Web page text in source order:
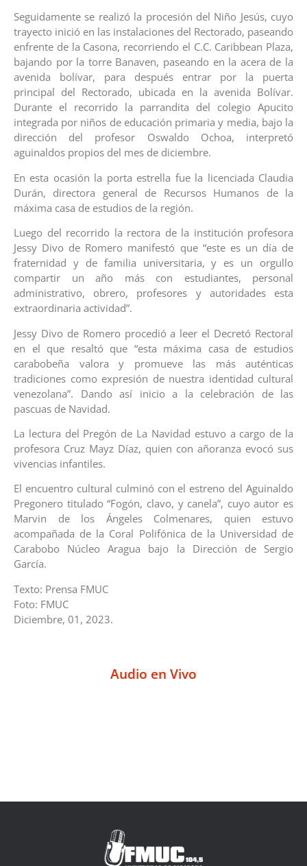
Seguidamente se realizó la procesión del Niño Jesús, cuyo
trayecto inició en las instalaciones del Rectorado, paseando
enfrente de la Casona, recorriendo el C.C. Caribbean Plaza,
bajando por la torre Banaven, paseando en la acera de la
avenida bolívar, para después entrar por la puerta
principal del Rectorado, ubicada en la avenida Bolívar.
Durante el recorrido la parrandita del colegio Apucito
integrada por niños de educación primaria y media, bajo la
dirección del profesor Oswaldo Ochoa, interpretó
aguinaldos propios del mes de diciembre.
En esta ocasión la porta estrella fue la licenciada Claudia
Durán, directora general de Recursos Humanos de la
máxima casa de estudios de la región.
Luego del recorrido la rectora de la institución profesora
Jessy Divo de Romero manifestó que “este es un día de
fraternidad y de familia universitaria, y es un orgullo
compartir un año más con estudiantes, personal
administrativo, obrero, profesores y autoridades esta
extraordinaria actividad”.
Jessy Divo de Romero procedió a leer el Decretó Rectoral
en el que resaltó que “esta máxima casa de estudios
carabobeña valora y promueve las más auténticas
tradiciones como expresión de nuestra identidad cultural
venezolana”. Dando así inicio a la celebración de las
pascuas de Navidad.
La lectura del Pregón de La Navidad estuvo a cargo de la
profesora Cruz Mayz Díaz, quien con añoranza evocó sus
vivencias infantiles.
El encuentro cultural culminó con el estreno del Aguinaldo
Pregonero titulado “Fogón, clavo, y canela”, cuyo autor es
Marvin de los Ángeles Colmenares, quien estuvo
acompañada de la Coral Polifónica de la Universidad de
Carabobo Núcleo Aragua bajo la Dirección de Sergio
García.
Texto: Prensa FMUC
Foto: FMUC
Diciembre, 01, 2023.
Audio en Vivo